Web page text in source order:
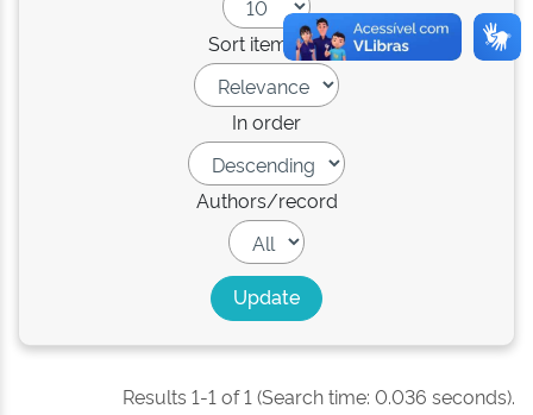
Sort items by
In order
Authors/record
Results 1-1 of 1 (Search time: 0.036 seconds).